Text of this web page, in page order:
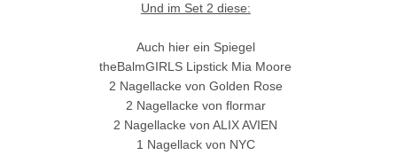
Und im Set 2 diese:
Auch hier ein Spiegel
theBalmGIRLS Lipstick Mia Moore
2 Nagellacke von Golden Rose
2 Nagellacke von flormar
2 Nagellacke von ALIX AVIEN
1 Nagellack von NYC